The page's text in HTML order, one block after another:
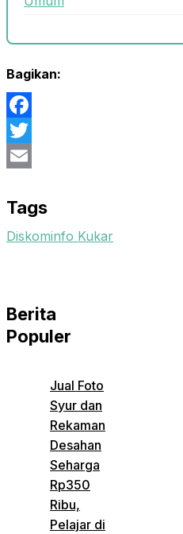
Bagikan:
Facebook
Twitter
Tags
Diskominfo Kukar
Berita
Populer
Jual Foto
Syur dan
Rekaman
Desahan
Seharga
Rp350
Ribu,
Pelajar di